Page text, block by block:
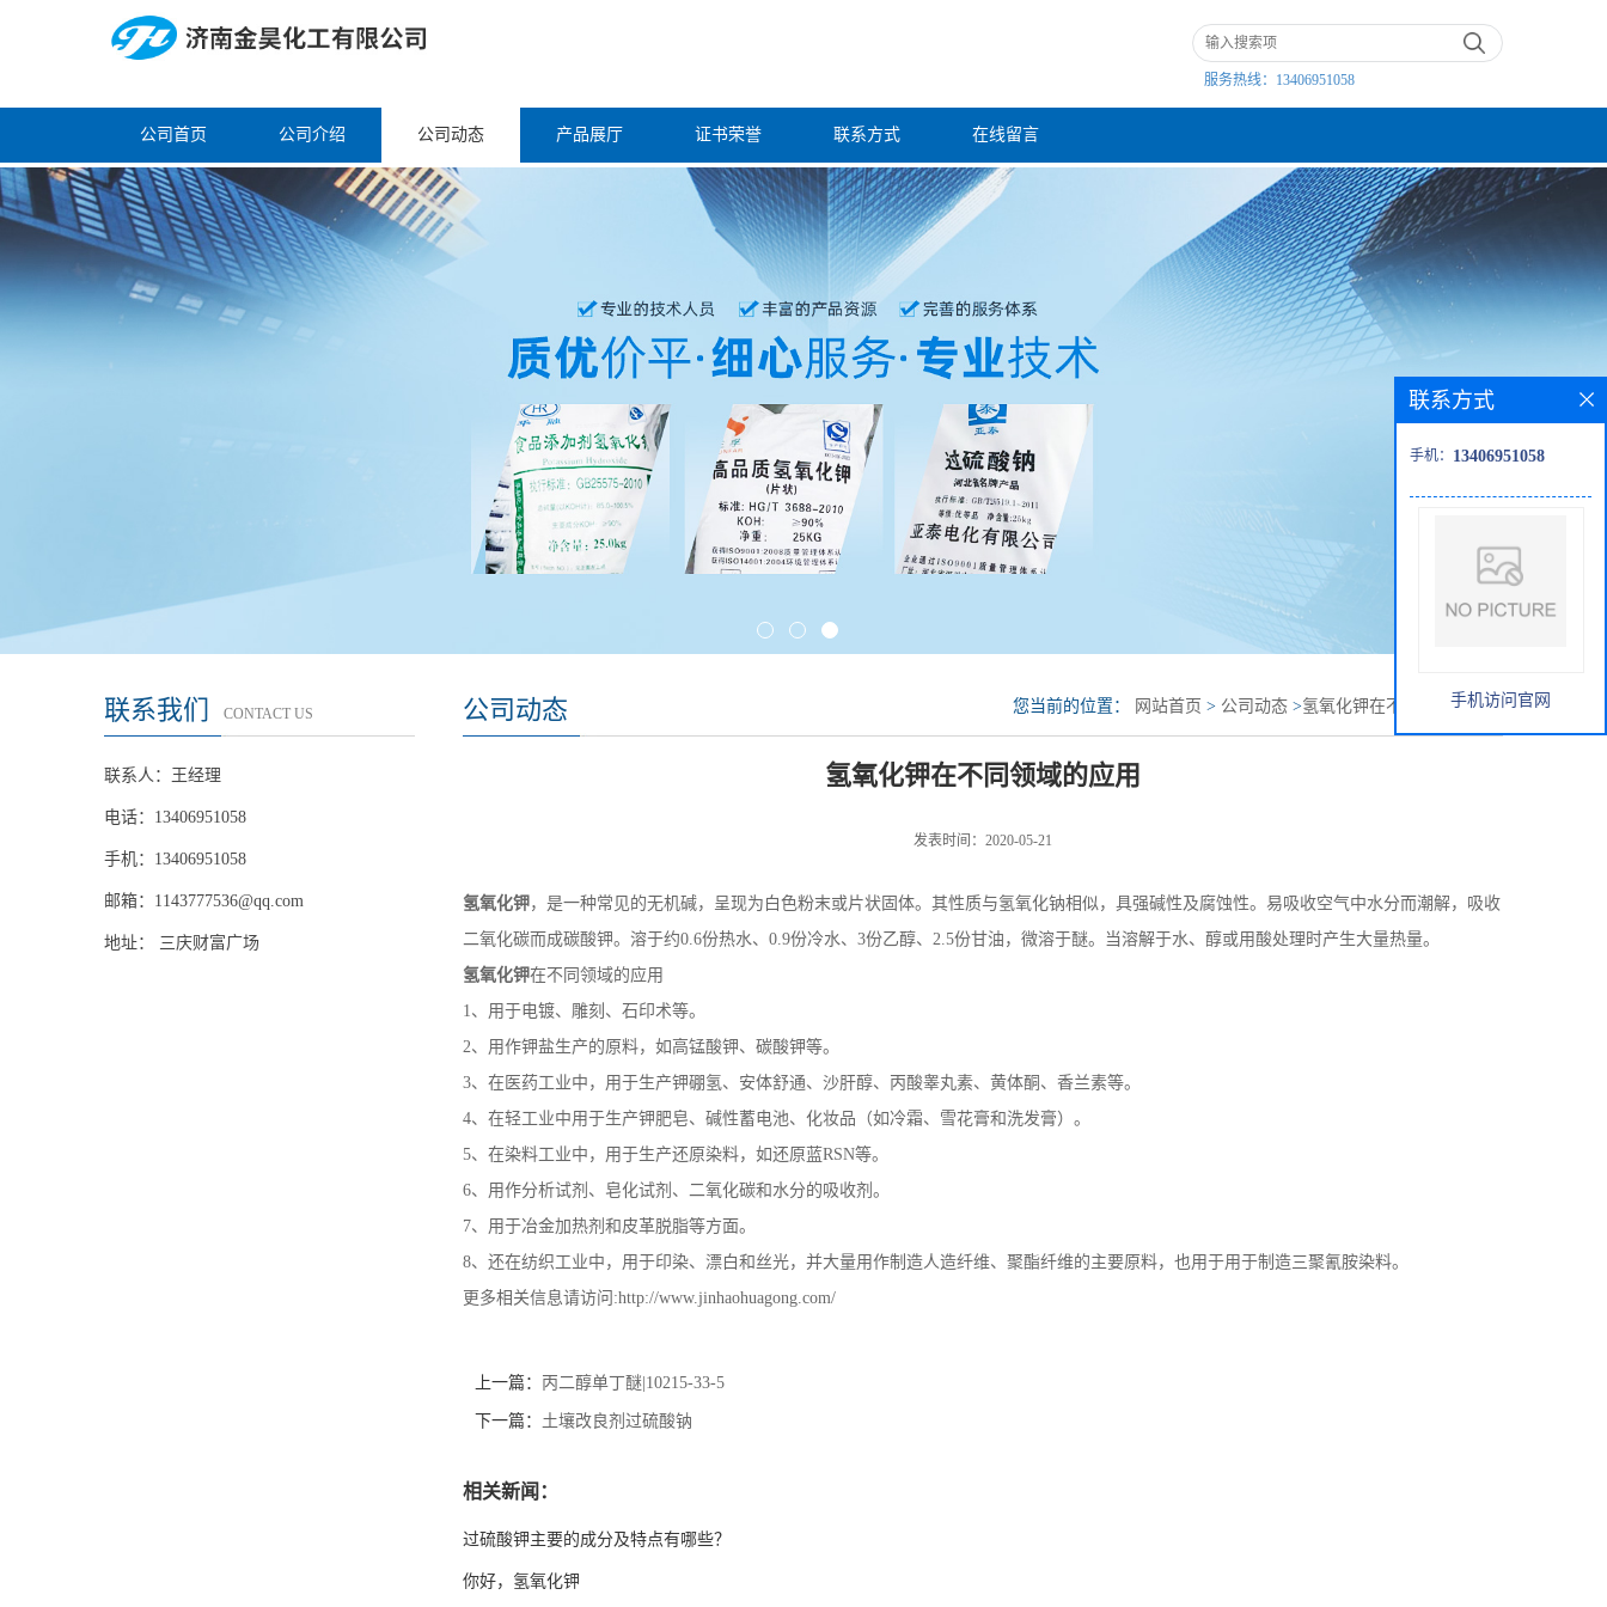
服务热线： 13406951058
公司首页 公司介绍 公司动态 产品展厅 证书荣誉 联系方式 在线留言
联系我们 CONTACT US
联系人：王经理
电话：13406951058
手机：13406951058
邮箱： 1143777536@qq.com
地址： 三庆财富广场
公司动态 您当前的位置： 网站首页 > 公司动态 >氢氧化钾在不同领域的应用
氢氧化钾在不同领域的应用
发表时间：2020-05-21
氢氧化钾，是一种常见的无机碱，呈现为白色粉末或片状固体。其性质与氢氧化钠相似，具强碱性及腐蚀性。易吸收空气中水分而潮解，吸收
二氧化碳而成碳酸钾。溶于约0.6份热水、0.9份冷水、3份乙醇、2.5份甘油，微溶于醚。当溶解于水、醇或用酸处理时产生大量热量。
氢氧化钾在不同领域的应用
1、用于电镀、雕刻、石印术等。
2、用作钾盐生产的原料，如高锰酸钾、碳酸钾等。
3、在医药工业中，用于生产钾硼氢、安体舒通、沙肝醇、丙酸睾丸素、黄体酮、香兰素等。
4、在轻工业中用于生产钾肥皂、碱性蓄电池、化妆品（如冷霜、雪花膏和洗发膏）。
5、在染料工业中，用于生产还原染料，如还原蓝RSN等。
6、用作分析试剂、皂化试剂、二氧化碳和水分的吸收剂。
7、用于冶金加热剂和皮革脱脂等方面。
8、还在纺织工业中，用于印染、漂白和丝光，并大量用作制造人造纤维、聚酯纤维的主要原料，也用于用于制造三聚氰胺染料。
更多相关信息请访问:http://www.jinhaohuagong.com/
上一篇： 丙二醇单丁醚|10215-33-5
下一篇： 土壤改良剂过硫酸钠
相关新闻：
过硫酸钾主要的成分及特点有哪些？
你好，氢氧化钾
联系方式
手机： 13406951058
手机访问官网